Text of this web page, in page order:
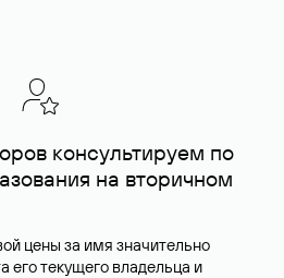
консультируем по
на вторичном
цены за имя значительно
его текущего владельца и